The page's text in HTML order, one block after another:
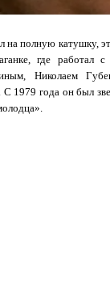
полную катушку,
где работал
Николаем
1979 года он был